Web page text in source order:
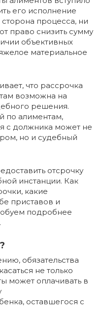
его исполнение
сторона процесса, ни
право снизить сумму
объективных
материальное
что рассрочка
возможна на
решения.
по алиментам,
с должника может не
но и судебный
отсрочку
инстанции. Как
какие
приставов и
подробнее
обязательства
не только
может оплачивать в
оставшегося с